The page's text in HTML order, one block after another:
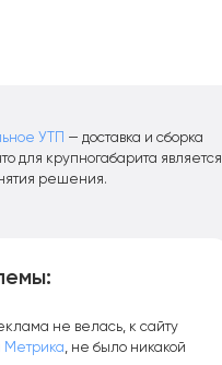
УТП
— доставка и сборка
для крупногабарита является
решения.
не велась, к сайту
Метрика, не было никакой